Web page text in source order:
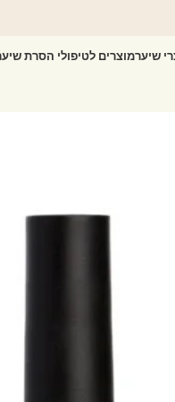
שיערמוצרים לטיפולי הסרת